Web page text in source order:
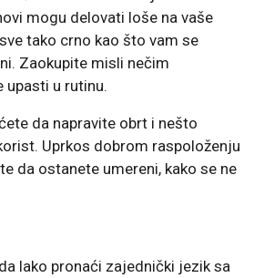
mogu delovati loše na vaše
tako crno kao što vam se
Zaokupite misli nečim
u rutinu.
da napravite obrt i nešto
Uprkos dobrom raspoloženju
da ostanete umereni, kako se ne
lako pronaći zajednički jezik sa